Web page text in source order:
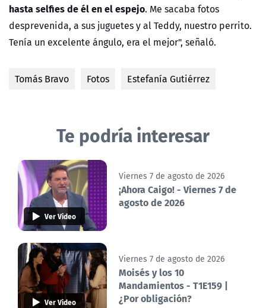
hasta selfies de él en el espejo. Me sacaba fotos
desprevenida, a sus juguetes y al Teddy, nuestro perrito.
Tenía un excelente ángulo, era el mejor", señaló.
Tomás Bravo Fotos Estefanía Gutiérrez
Te podría interesar
Ver Video
Viernes 7 de agosto de 2026
¡Ahora Caigo! - Viernes 7 de
agosto de 2026
Ver Video
Viernes 7 de agosto de 2026
Moisés y los 10
Mandamientos - T1E159 |
¿Por obligación?